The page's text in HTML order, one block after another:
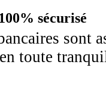
sécurisé
sont
toute